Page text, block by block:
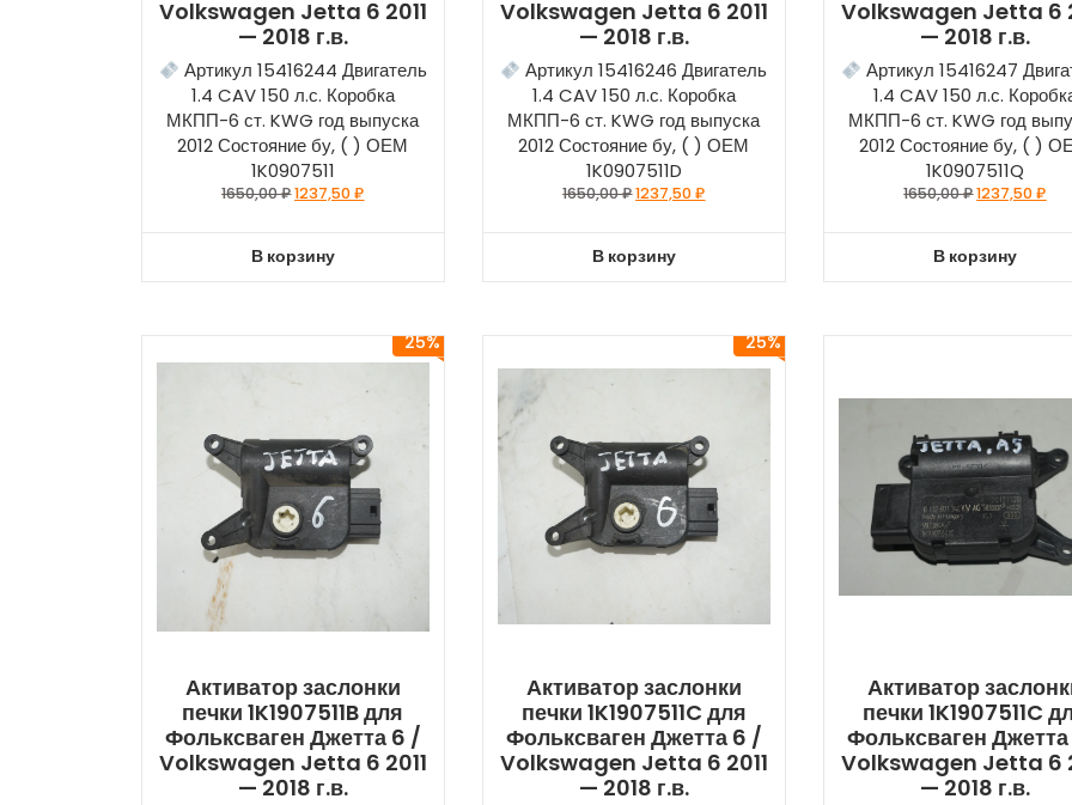
Volkswagen Jetta 6 2011
— 2018 г.в.
Артикул 15416244 Двигатель
1.4 CAV 150 л.с. Коробка
МКПП-6 ст. KWG год выпуска
2012 Состояние бу, ( ) ОЕМ
1K0907511
1650,00₽1237,50₽
В корзину
Volkswagen Jetta 6 2011
— 2018 г.в.
Артикул 15416246 Двигатель
1.4 CAV 150 л.с. Коробка
МКПП-6 ст. KWG год выпуска
2012 Состояние бу, ( ) ОЕМ
1K0907511D
1650,00₽1237,50₽
В корзину
Volkswagen Jetta 6
— 2018 г.в.
Артикул 15416247
1.4 CAV 150 л.с.
МКПП-6 ст. KWG год
2012 Состояние бу, ( )
1K0907511Q
1650,00₽1237,50₽
В корзину
25%
Активатор заслонки
печки 1K1907511B для
Фольксваген Джетта 6 /
Volkswagen Jetta 6 2011
— 2018 г.в.
25%
Активатор заслонки
печки 1K1907511C для
Фольксваген Джетта 6 /
Volkswagen Jetta 6 2011
— 2018 г.в.
Активатор
печки 1K1907511C
Фольксваген
Volkswagen Jetta 6
— 2018 г.в.